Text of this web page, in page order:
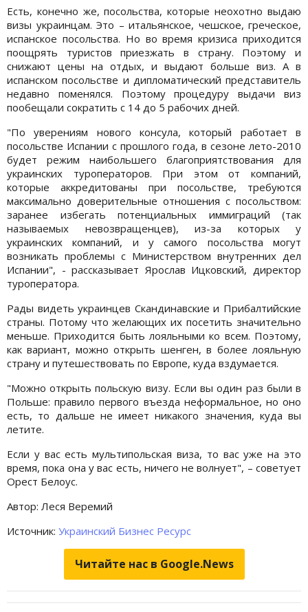
Есть, конечно же, посольства, которые неохотно выдаю
визы украинцам. Это – итальянское, чешское, греческое,
испанское посольства. Но во время кризиса приходится
поощрять туристов приезжать в страну. Поэтому и
снижают цены на отдых, и выдают больше виз. А в
испанском посольстве и дипломатический представитель
недавно поменялся. Поэтому процедуру выдачи виз
пообещали сократить с 14 до 5 рабочих дней.
"По уверениям нового консула, который работает в
посольстве Испании с прошлого года, в сезоне лето-2010
будет режим наибольшего благоприятствования для
украинских туроператоров. При этом от компаний,
которые аккредитованы при посольстве, требуются
максимально доверительные отношения с посольством:
заранее избегать потенциальных иммиграций (так
называемых невозвращенцев), из-за которых у
украинских компаний, и у самого посольства могут
возникать проблемы с Министерством внутренних дел
Испании", - рассказывает Ярослав Ицковский, директор
туроператора.
Рады видеть украинцев Скандинавские и Прибалтийские
страны. Потому что желающих их посетить значительно
меньше. Приходится быть лояльными ко всем. Поэтому,
как вариант, можно открыть шенген, в более лояльную
страну и путешествовать по Европе, куда вздумается.
"Можно открыть польскую визу. Если вы один раз были в
Польше: правило первого въезда неформальное, но оно
есть, то дальше не имеет никакого значения, куда вы
летите.
Если у вас есть мультипольская виза, то вас уже на это
время, пока она у вас есть, ничего не волнует", – советует
Орест Белоус.
Автор: Леся Веремий
Источник: Украинский Бизнес Ресурс
Читайте нас в Google.News